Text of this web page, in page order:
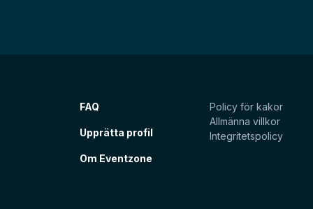
FAQ
Upprätta profil
Om Eventzone
Policy för kakor
Allmänna villkor
Integritetspolicy